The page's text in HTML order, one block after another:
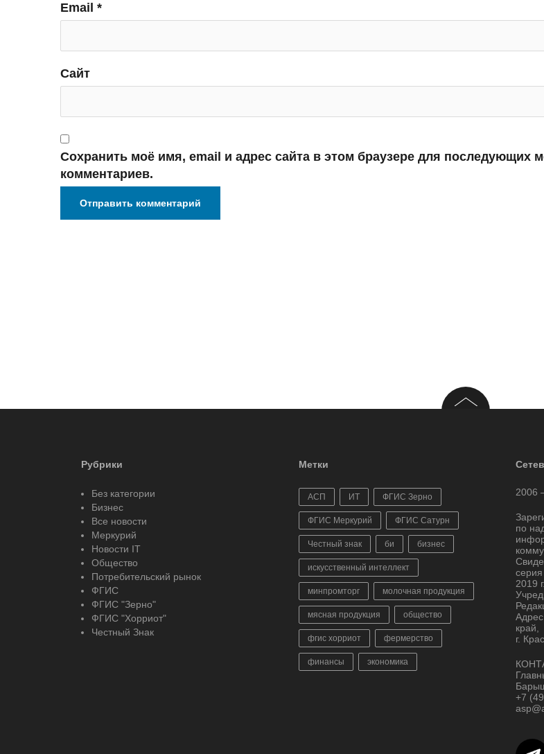
Email *
Сайт
Сохранить моё имя, email и адрес сайта в этом браузере для последующих
комментариев.
Рубрики
Без категории
Бизнес
Все новости
Меркурий
Новости IT
Общество
Потребительский рынок
ФГИС
ФГИС "Зерно"
ФГИС "Хорриот"
Честный Знак
Метки
АСП ИТ ФГИС Зерно
ФГИС Меркурий ФГИС Сатурн
Честный знак би бизнес
искусственный интеллект
минпромторг молочная продукция
мясная продукция общество
фгис хорриот фермерство
финансы экономика
2006
по
2019 г.
край,
г.
+7